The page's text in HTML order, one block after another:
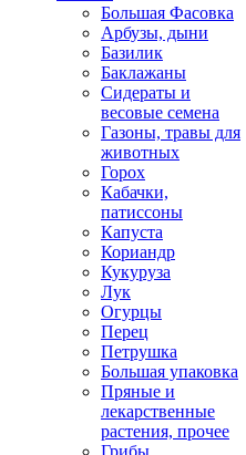
Большая Фасовка
Арбузы, дыни
Базилик
Баклажаны
Сидераты и
весовые семена
Газоны, травы для
животных
Горох
Кабачки,
патиссоны
Капуста
Кориандр
Кукуруза
Лук
Огурцы
Перец
Петрушка
Большая упаковка
Пряные и
лекарственные
растения, прочее
Грибы